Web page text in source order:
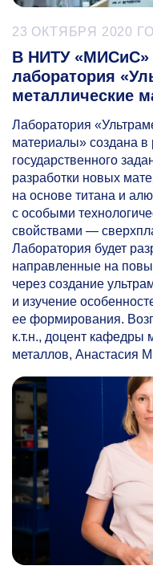
23 ОКТЯБРЯ 2020
В НИТУ «МИСиС»
лаборатория
металлические
Лаборатория
материалы» создана
государственного
разработки новых
на основе титана и
с особыми
свойствами —
Лаборатория будет
направленные на
через создание
и изучение
ее формирования.
к.т.н., доцент кафедры
металлов, Анастасия